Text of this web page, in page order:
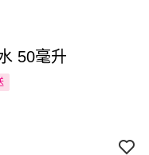
50毫升